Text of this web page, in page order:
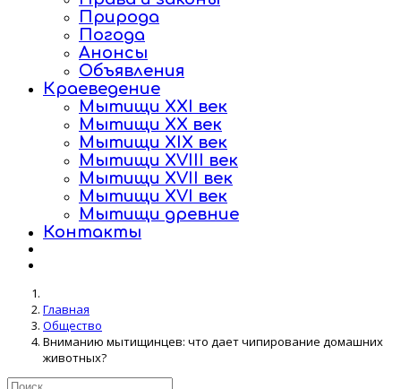
Природа
Погода
Анонсы
Объявления
Краеведение
Мытищи XXI век
Мытищи XX век
Мытищи XIX век
Мытищи XVIII век
Мытищи XVII век
Мытищи XVI век
Мытищи древние
Контакты
Главная
Общество
Вниманию мытищинцев: что дает чипирование домашних
животных?